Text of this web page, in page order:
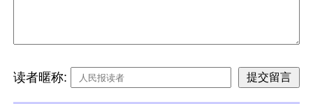
读者暱称: